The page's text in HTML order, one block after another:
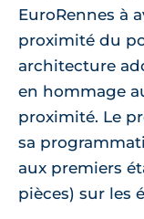
EuroRennes à
proximité du
architecture
en hommage
proximité. Le
sa
aux premiers
pièces) sur les